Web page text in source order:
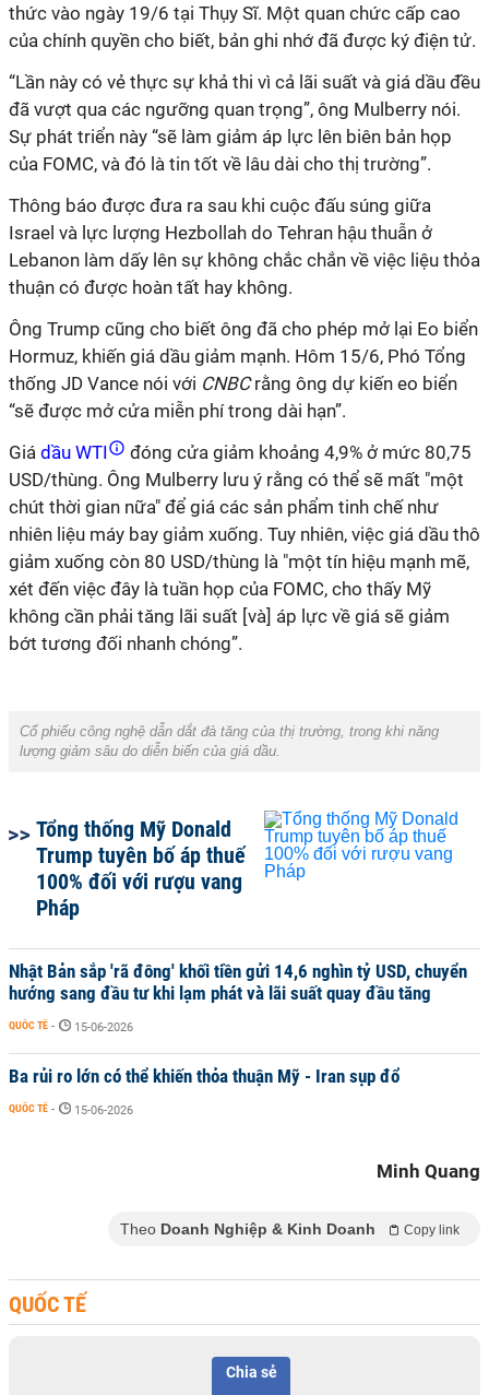
thức vào ngày 19/6 tại Thụy Sĩ. Một quan chức cấp cao
của chính quyền cho biết, bản ghi nhớ đã được ký điện tử.
“Lần này có vẻ thực sự khả thi vì cả lãi suất và giá dầu đều
đã vượt qua các ngưỡng quan trọng”, ông Mulberry nói.
Sự phát triển này “sẽ làm giảm áp lực lên biên bản họp
của FOMC, và đó là tin tốt về lâu dài cho thị trường”.
Thông báo được đưa ra sau khi cuộc đấu súng giữa
Israel và lực lượng Hezbollah do Tehran hậu thuẫn ở
Lebanon làm dấy lên sự không chắc chắn về việc liệu thỏa
thuận có được hoàn tất hay không.
Ông Trump cũng cho biết ông đã cho phép mở lại Eo biển
Hormuz, khiến giá dầu giảm mạnh. Hôm 15/6, Phó Tổng
thống JD Vance nói với CNBCrằng ông dự kiến ​​eo biển
“sẽ được mở cửa miễn phí trong dài hạn”.
Giá dầu WTI
đóng cửa giảm khoảng 4,9% ở mức 80,75
USD/thùng. Ông Mulberry lưu ý rằng có thể sẽ mất "một
chút thời gian nữa" để giá các sản phẩm tinh chế như
nhiên liệu máy bay giảm xuống. Tuy nhiên, việc giá dầu thô
giảm xuống còn 80 USD/thùng là "một tín hiệu mạnh mẽ,
xét đến việc đây là tuần họp của FOMC, cho thấy Mỹ
không cần phải tăng lãi suất [và] áp lực về giá sẽ giảm
bớt tương đối nhanh chóng”.
Cổ phiếu công nghệ dẫn dắt đà tăng của thị trường, trong khi năng
lượng giảm sâu do diễn biến của giá dầu.
Tổng thống Mỹ Donald
Trump tuyên bố áp thuế
100% đối với rượu vang
Pháp
Nhật Bản sắp 'rã đông' khối tiền gửi 14,6 nghìn tỷ USD, chuyển
hướng sang đầu tư khi lạm phát và lãi suất quay đầu tăng
QUỐC TẾ - 15-06-2026
Ba rủi ro lớn có thể khiến thỏa thuận Mỹ - Iran sụp đổ
QUỐC TẾ - 15-06-2026
Minh Quang
Theo Doanh Nghiệp & Kinh Doanh Copy link
QUỐC TẾ
Chia sẻ